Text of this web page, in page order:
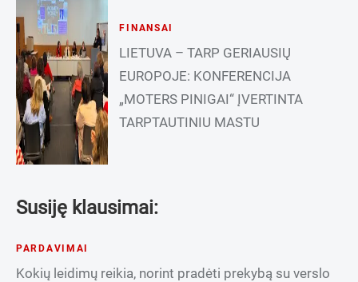
FINANSAI
LIETUVA – TARP GERIAUSIŲ
EUROPOJE: KONFERENCIJA
„MOTERS PINIGAI“ ĮVERTINTA
TARPTAUTINIU MASTU
Susiję klausimai:
PARDAVIMAI
Kokių leidimų reikia, norint pradėti prekybą su verslo